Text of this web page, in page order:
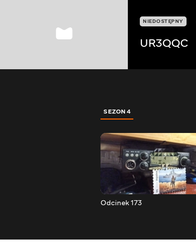
NIEDOSTĘPNY
UR3QQC
SEZON 4
Odcinek 173